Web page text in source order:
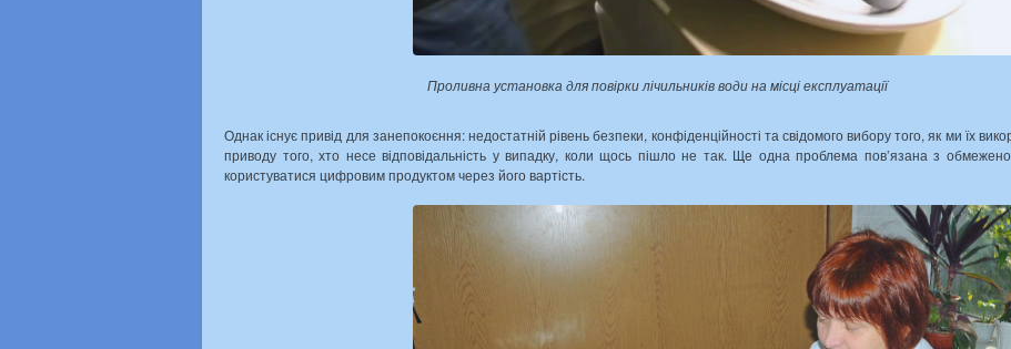
Проливна установка для повірки лічильників води на місці експлуатації
Однак існує привід для занепокоєння: недостатній рівень безпеки, конфіденційності та свідомого вибору того, як ми їх
приводу того, хто несе відповідальність у випадку, коли щось пішло не так. Ще одна проблема пов’язана з
користуватися цифровим продуктом через його вартість.